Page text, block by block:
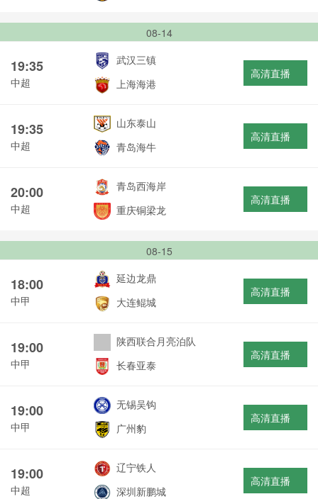
08-14
19:35
中超
武汉三镇
上海海港
高清直播
19:35
中超
山东泰山
青岛海牛
高清直播
20:00
中超
青岛西海岸
重庆铜梁龙
高清直播
08-15
18:00
中甲
延边龙鼎
大连鲲城
高清直播
19:00
中甲
陕西联合月亮泊队
长春亚泰
高清直播
19:00
中甲
无锡吴钩
广州豹
高清直播
19:00
中超
辽宁铁人
深圳新鹏城
高清直播